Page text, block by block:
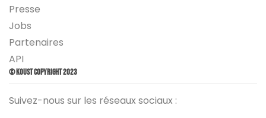
Presse
Jobs
Partenaires
API
© Koust Copyright 2023
Suivez-nous sur les réseaux sociaux :